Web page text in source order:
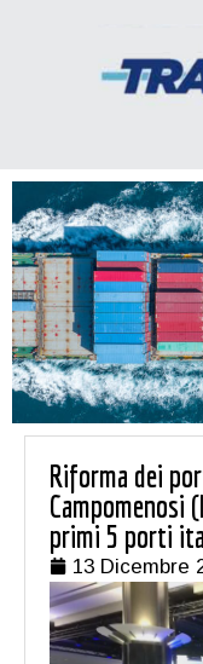
Riforma dei
Campomenosi
primi 5 porti
13 Dicembre